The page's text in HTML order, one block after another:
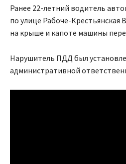
Ранее 22-летний водитель
по улице Рабоче-Крестьянская
на крыше и капоте машины
Нарушитель ПДД был
административной